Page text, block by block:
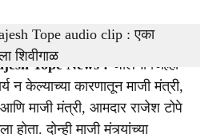
Tope News : जालना जिल्हा
न केल्याच्या कारणातून माजी मंत्री,
माजी मंत्री, आमदार राजेश टोपे
होता. दोन्ही माजी मंत्र्यांच्या